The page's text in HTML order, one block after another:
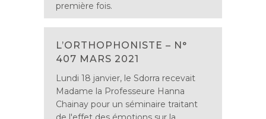
première fois.
L’ORTHOPHONISTE – N°
407 MARS 2021
Lundi 18 janvier, le Sdorra recevait
Madame la Professeure Hanna
Chainay pour un séminaire traitant